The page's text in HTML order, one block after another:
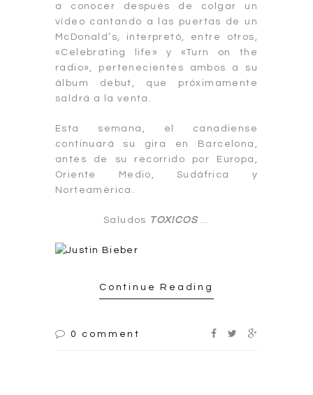
a conocer después de colgar un
vídeo cantando a las puertas de un
McDonald’s, interpretó, entre otros,
«Celebrating life» y «Turn on the
radio», pertenecientes ambos a su
álbum debut, que próximamente
saldrá a la venta.
Esta semana, el canadiense
continuará su gira en Barcelona,
antes de su recorrido por Europa,
Oriente Medio, Sudáfrica y
Norteamérica.
Saludos TOX!COS …
Continue Reading
0 comment